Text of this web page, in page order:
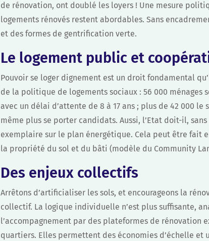
de rénovation, ont doublé les loyers ! Une mesure
logements rénovés restent abordables. Sans
et des formes de gentrification verte.
Le logement public et
Pouvoir se loger dignement est un droit fondamental
de la politique de logements sociaux : 56 000
avec un délai d’attente de 8 à 17 ans ; plus de 42 000
même plus se porter candidats. Aussi, l’Etat doit-il,
exemplaire sur le plan énergétique. Cela peut être fait
la propriété du sol et du bâti (modèle du Community
Des enjeux collectifs
Arrêtons d’artificialiser les sols, et encourageons la
collectif. La logique individuelle n’est plus suffisante,
l’accompagnement par des plateformes de rénovation
quartiers. Elles permettent des économies d’échelle